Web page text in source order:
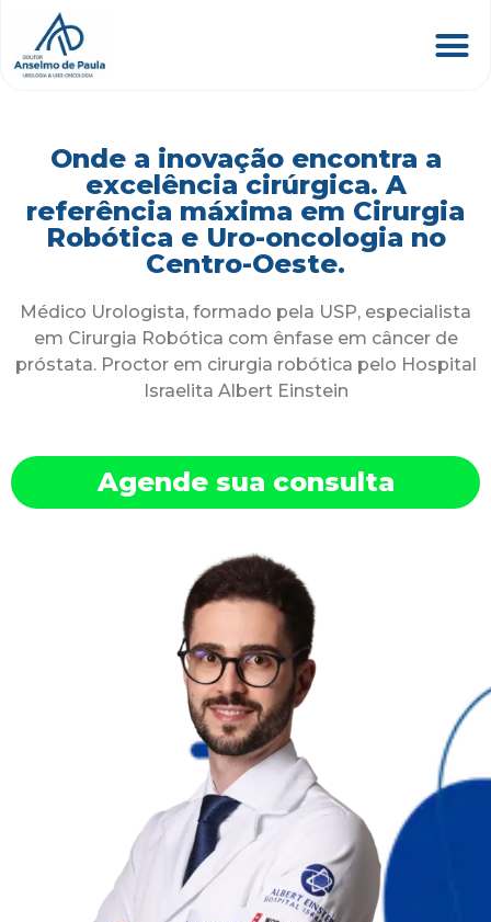
Onde a inovação encontra a
excelência cirúrgica. A
referência máxima em Cirurgia
Robótica e Uro-oncologia no
Centro-Oeste.
Médico Urologista, formado pela USP, especialista
em Cirurgia Robótica com ênfase em câncer de
próstata. Proctor em cirurgia robótica pelo Hospital
Israelita Albert Einstein
Agende sua consulta